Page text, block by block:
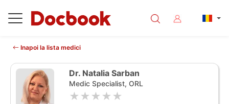
Inapoi la lista medici
Dr. Natalia Sarban
Medic Specialist, ORL
★★★★★